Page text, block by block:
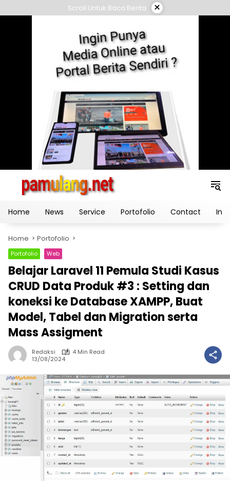
to
Scroll Untuk Baca Berita ×
Home News Service Portofolio Contact
Home Portofolio
Portofolio Web
Belajar Laravel 11 Pemula Studi Kasus
CRUD Data Produk #3 : Setting dan
koneksi ke Database XAMPP, Buat
Model, Tabel dan Migration serta
Mass Assigment
Redaksi
4 Min Read
13/08/2024